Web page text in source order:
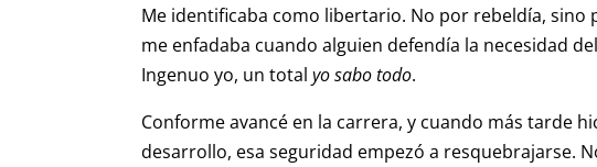
Me identificaba como libertario. No por rebeldía, sino
me enfadaba cuando alguien defendía la necesidad
Ingenuo yo, un totalyo sabo todo.
Conforme avancé en la carrera, y cuando más tarde
desarrollo, esa seguridad empezó a resquebrajarse.